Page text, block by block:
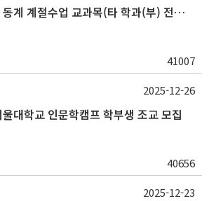
(~1/8) 2025학년도 동계 계절수업 교과목(타 학과(부) 전공 및 교양) 성적평가방법 선택제 신청 안내
41007
대학교 인문학캠프 학부생 조교 모집
40656
2025-12-26
2025-12-23